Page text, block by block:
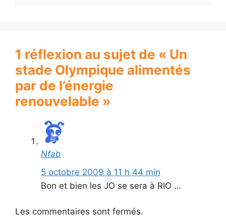
1 réflexion au sujet de « Un
stade Olympique alimentés
par de l’énergie
renouvelable »
Nfab
5 octobre 2009 à 11 h 44 min
Bon et bien les JO se sera à RIO …
Les commentaires sont fermés.